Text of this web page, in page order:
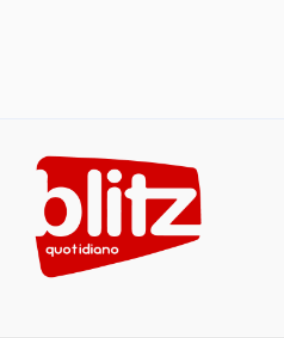
content